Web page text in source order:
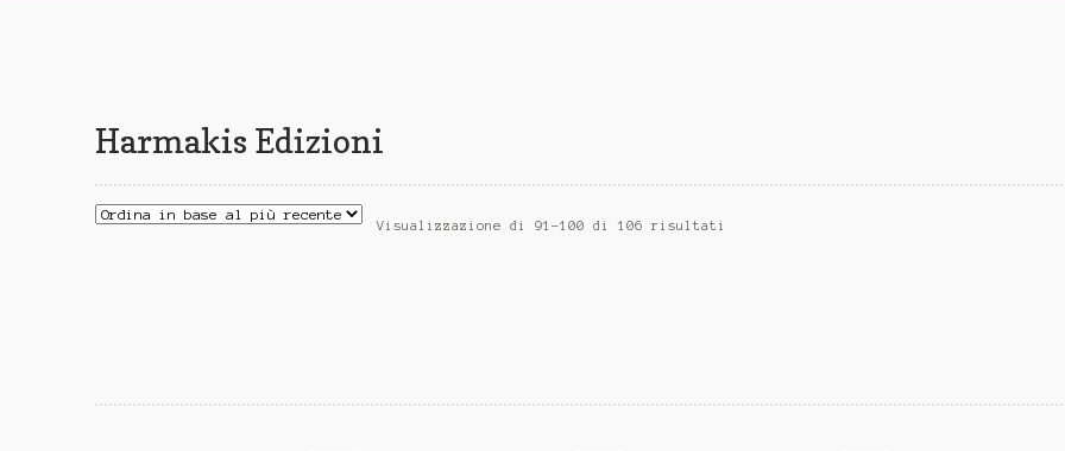
Harmakis Edizioni
Visualizzazione di 91-100 di 106 risultati